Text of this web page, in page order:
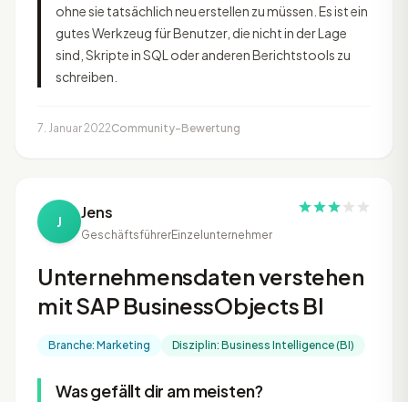
ohne sie tatsächlich neu erstellen zu müssen. Es ist ein
gutes Werkzeug für Benutzer, die nicht in der Lage
sind, Skripte in SQL oder anderen Berichtstools zu
schreiben.
7. Januar 2022Community-Bewertung
J Jens
GeschäftsführerEinzelunternehmer
Unternehmensdaten verstehen
mit SAP BusinessObjects BI
Branche: Marketing Disziplin: Business Intelligence (BI)
Was gefällt dir am meisten?